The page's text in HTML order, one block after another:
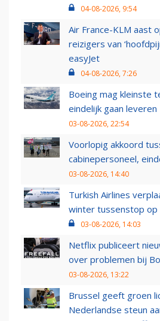
04-08-2026, 9:54
Air France-KLM aast
reizigers van
easyJet
04-08-2026, 7:26
Boeing mag kleinste
eindelijk gaan leveren
03-08-2026, 22:54
Voorlopig akkoord
cabinepersoneel,
03-08-2026, 14:40
Turkish Airlines
winter tussenstop op
03-08-2026, 14:03
Netflix publiceert
over problemen bij
03-08-2026, 13:22
Brussel geeft groen
Nederlandse steun